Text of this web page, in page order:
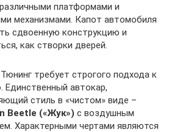
платформами и
механизмами. Капот автомобиля
сдвоенную конструкцию и
как створки дверей.
. Тюнинг требует строгого подхода к
Единственный автокар,
стиль в «чистом» виде –
Beetle («Жук») с воздушным
Характерными чертами являются